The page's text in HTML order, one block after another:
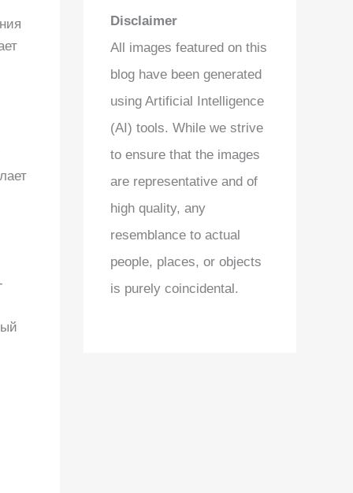
Disclaimer
All images featured on this
blog have been generated
using Artificial Intelligence
(AI) tools. While we strive
to ensure that the images
are representative and of
high quality, any
resemblance to actual
people, places, or objects
is purely coincidental.